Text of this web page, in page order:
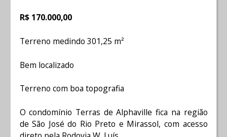
R$ 170.000,00
Terreno medindo 301,25 m²
Bem localizado
Terreno com boa topografia
O condomínio Terras de Alphaville fica na região
de São José do Rio Preto e Mirassol, com acesso